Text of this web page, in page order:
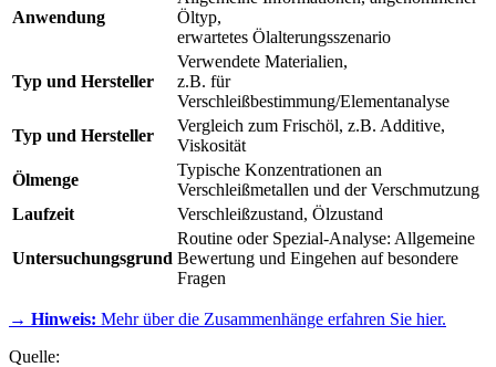
Anwendung
Öltyp,
erwartetes Ölalterungsszenario
Typ und Hersteller
Verwendete Materialien,
z.B. für
Verschleißbestimmung/Elementanalyse
Typ und Hersteller
Vergleich zum Frischöl, z.B. Additive,
Viskosität
Ölmenge
Typische Konzentrationen an
Verschleißmetallen und der Verschmutzung
Laufzeit
Verschleißzustand, Ölzustand
Untersuchungsgrund
Routine oder Spezial-Analyse: Allgemeine
Bewertung und Eingehen auf besondere
Fragen
→ Hinweis: Mehr über die Zusammenhänge erfahren Sie hier.
Quelle: